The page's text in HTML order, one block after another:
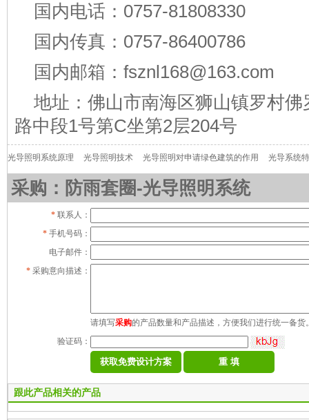
国内电话：0757-81808330
国内传真：0757-86400786
国内邮箱：fsznl168@163.com
地址：佛山市南海区狮山镇罗村佛
路中段1号第C坐第2层204号
光导照明系统原理 光导照明技术 光导照明对申请绿色建筑的作用 光导系统
采购：防雨套圈-光导照明系统
* 联系人：
* 手机号码：
电子邮件：
* 采购意向描述：
请填写采购的产品数量和产品描述，方便我们进行统一备货
验证码：
跟此产品相关的产品